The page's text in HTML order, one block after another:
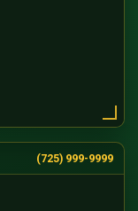
(725) 999-9999